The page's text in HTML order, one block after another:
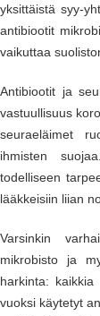
yksittäistä syy-
antibiootit
vaikuttaa
Antibiootit ja
vastuullisuus
seuraeläimet
ihmisten
todelliseen
lääkkeisiin liian
Varsinkin
mikrobisto ja
harkinta:
vuoksi käytetyt